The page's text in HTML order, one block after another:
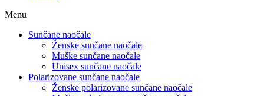
Menu
Sunčane naočale
Ženske sunčane naočale
Muške sunčane naočale
Unisex sunčane naočale
Polarizovane sunčane naočale
Ženske polarizovane sunčane naočale